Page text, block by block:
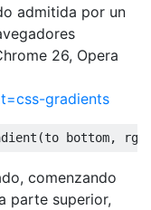
admitida por un
26, Opera
gradients
(to bottom,
comenzando
parte superior,